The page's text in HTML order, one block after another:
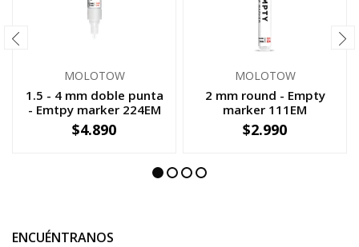
MOLOTOW
1.5 - 4 mm doble punta
- Emtpy marker 224EM
+
$4.890
MOLOTOW
2 mm round - Empty
marker 111EM
+
$2.990
ENCUÉNTRANOS